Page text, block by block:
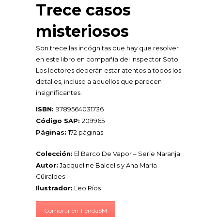
Trece casos
misteriosos
Son trece las incógnitas que hay que resolver
en este libro en compañía del inspector Soto.
Los lectores deberán estar atentos a todos los
detalles, incluso a aquellos que parecen
insignificantes.
ISBN: 9789564031736
Código SAP: 209965
Páginas:172 páginas
Colección: El Barco De Vapor – Serie Naranja
Autor: Jacqueline BalcellsyAna María
Güiraldes
Ilustrador: Leo Ríos
Comprar en TiendaSM